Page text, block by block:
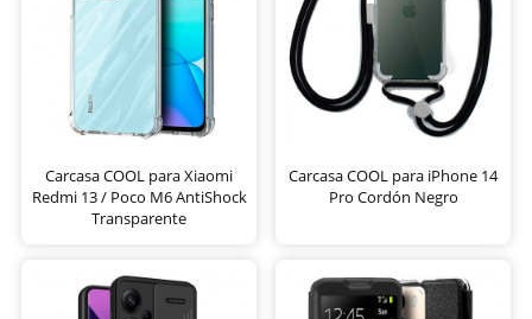
Carcasa COOL para Xiaomi
Redmi 13 / Poco M6 AntiShock
Transparente
Carcasa COOL para iPhone 14
Pro Cordón Negro